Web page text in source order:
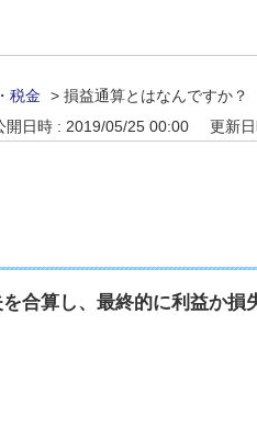
税金 > 損益通算とはなんですか？
開日時 : 2019/05/25 00:00 更新
合算し、最終的に利益か損